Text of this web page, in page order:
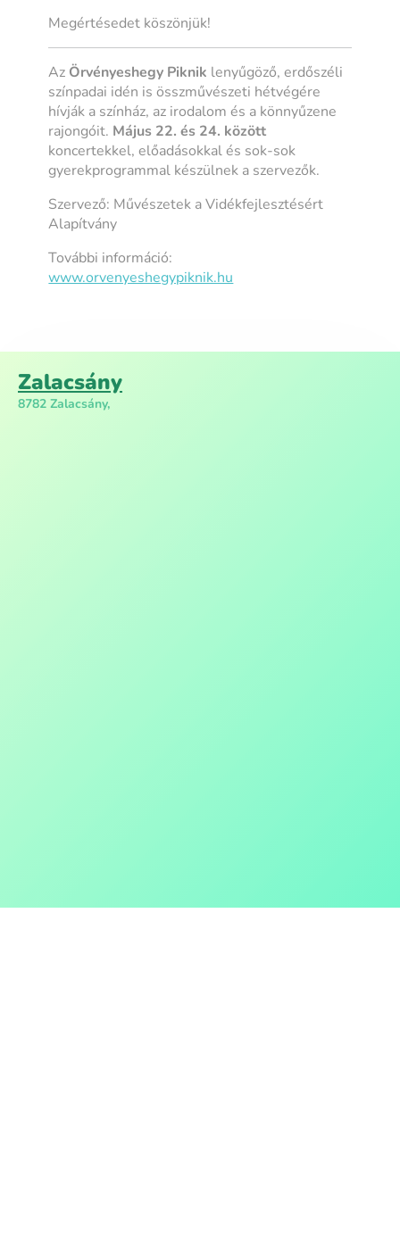
Megértésedet köszönjük!
Az Örvényeshegy Piknik lenyűgöző, erdőszéli
színpadai idén is összművészeti hétvégére
hívják a színház, az irodalom és a könnyűzene
rajongóit. Május 22. és 24. között
koncertekkel, előadásokkal és sok-sok
gyerekprogrammal készülnek a szervezők.
Szervező: Művészetek a Vidékfejlesztésért
Alapítvány
További információ:
www.orvenyeshegypiknik.hu
Zalacsány
8782 Zalacsány,